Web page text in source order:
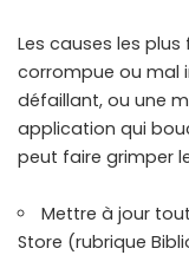
Les causes les
corrompue ou mal
défaillant, ou une
application qui
peut faire grimper
Mettre à jour
Store (rubrique